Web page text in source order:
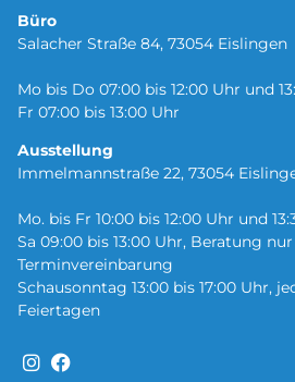
Büro
Salacher Straße 84, 73054 Eislingen
Mo bis Do 07:00 bis 12:00 Uhr und
Fr 07:00 bis 13:00 Uhr
Ausstellung
Immelmannstraße 22, 73054
Mo. bis Fr 10:00 bis 12:00 Uhr und
Sa 09:00 bis 13:00 Uhr, Beratung
Terminvereinbarung
Schausonntag 13:00 bis 17:00 Uhr,
Feiertagen